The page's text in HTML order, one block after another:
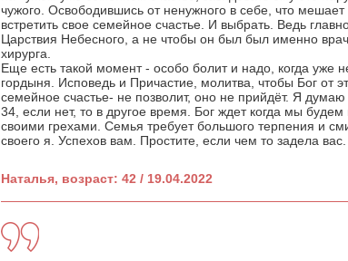
чужого. Освободившись от ненужного в себе, что
встретить свое семейное счастье. И выбрать. Ведь
Царствия Небесного, а не чтобы он был был именно
хирурга.
Еще есть такой момент - особо болит и надо, когда уже
гордыня. Исповедь и Причастие, молитва, чтобы Бог от
семейное счастье- не позволит, оно не прийдёт. Я думаю
34, если нет, то в другое время. Бог ждет когда мы будем
своими грехами. Семья требует большого терпения и
своего я. Успехов вам. Простите, если чем то задела
Наталья, возраст: 42 / 19.04.2022